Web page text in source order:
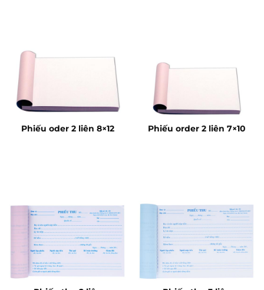
Phiếu oder 2 liên 8×12 Phiếu order 2 liên 7×10